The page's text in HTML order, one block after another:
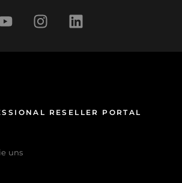
RESELLER PORTAL
uns